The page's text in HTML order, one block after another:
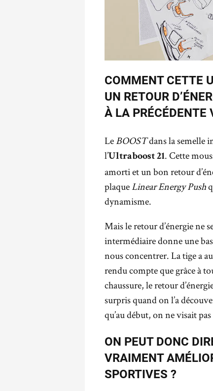
COMMENT CETTE
UN RETOUR
À LA PRÉCÉDENTE
LeBOOSTdans la semelle
l’Ultraboost 21. Cette
amorti et un bon retour
plaqueLinear Energy Push
dynamisme.
Mais le retour d’énergie ne
intermédiaire donne une
nous concentrer. La tige a
rendu compte que grâce à
chaussure, le retour
surpris quand on l’a
qu’au début, on ne visait
ON PEUT DONC
VRAIMENT
SPORTIVES ?